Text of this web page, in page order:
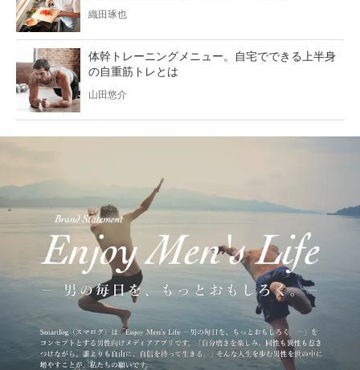
織田琢也
体幹トレーニングメニュー。自宅でできる上半身
の自重筋トレとは
山田悠介